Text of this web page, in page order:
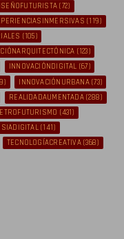
(72)
(119)
(105)
(123)
INNOVACIÓNDIGITAL (67)
INNOVACIÓNURBANA(73)
REALIDADAUMENTADA(288)
(431)
(141)
TECNOLOGÍACREATIVA(368)